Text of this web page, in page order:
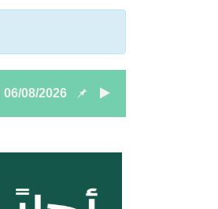
06/08/2026
06/08/2026